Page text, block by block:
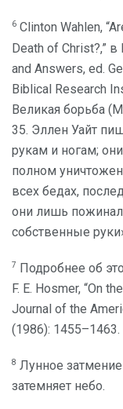
6 Clinton Wahlen,
Death of Christ?,”
and Answers, ed.
Biblical Research
Великая борьба
35. Эллен Уайт
рукам и ногам;
полном
всех бедах,
они лишь
собственные
7 Подробнее об
F. E. Hosmer, “On
Journal of the
(1986): 1455–1463.
8 Лунное
затемняет небо.